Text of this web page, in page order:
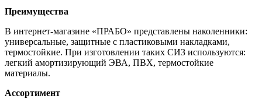
Преимущества
В интернет-магазине «ПРАБО» представлены наколенники:
универсальные, защитные с пластиковыми накладками,
термостойкие. При изготовлении таких СИЗ используются:
легкий амортизирующий ЭВА, ПВХ, термостойкие
материалы.
Ассортимент